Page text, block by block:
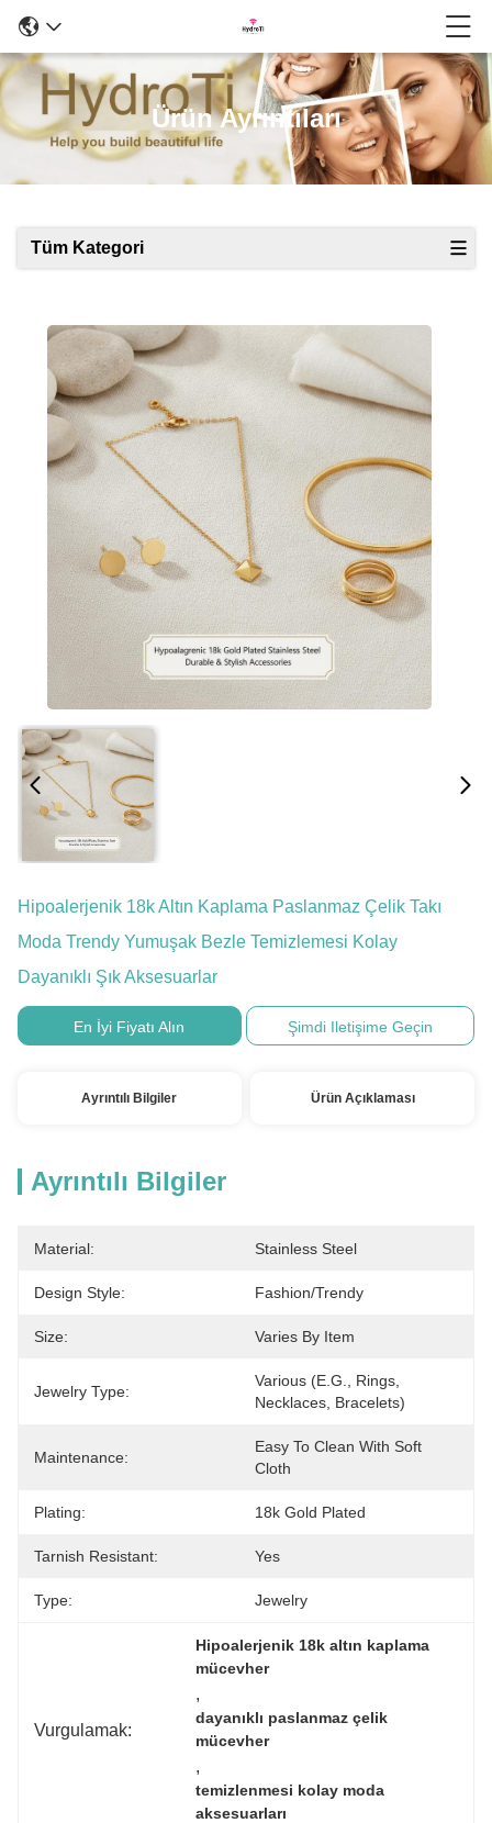
Ürün Ayrıntıları
Tüm Kategori
Hipoalerjenik 18k Altın Kaplama Paslanmaz Çelik Takı
Moda Trendy Yumuşak Bezle Temizlemesi Kolay
Dayanıklı Şık Aksesuarlar
En İyi Fiyatı Alın Şimdi Iletişime Geçin
Ayrıntılı Bilgiler Ürün Açıklaması
Ayrıntılı Bilgiler
Material: Stainless Steel
Design Style: Fashion/Trendy
Size: Varies By Item
Jewelry Type:
Various (e.g., Rings,
Necklaces, Bracelets)
Maintenance:
Easy To Clean With Soft
Cloth
Plating: 18k Gold Plated
Tarnish Resistant: Yes
Type: Jewelry
Vurgulamak:
Hipoalerjenik 18k altın kaplama
mücevher
,
dayanıklı paslanmaz çelik
mücevher
,
temizlenmesi kolay moda
aksesuarları